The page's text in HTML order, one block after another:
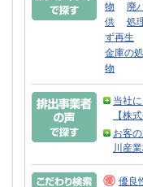
物
廃
供
処
ず再生
金庫の
物
当社
【株
お客
川産
優良